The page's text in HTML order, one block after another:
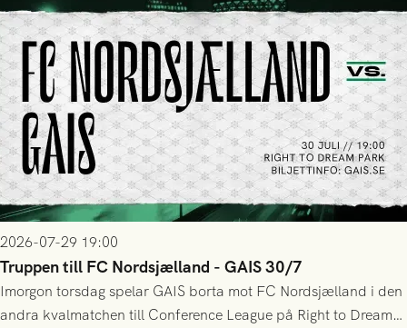
2026-07-29 19:00
Truppen till FC Nordsjælland - GAIS 30/7
Imorgon torsdag spelar GAIS borta mot FC Nordsjælland i den
andra kvalmatchen till Conference League på Right to Dream